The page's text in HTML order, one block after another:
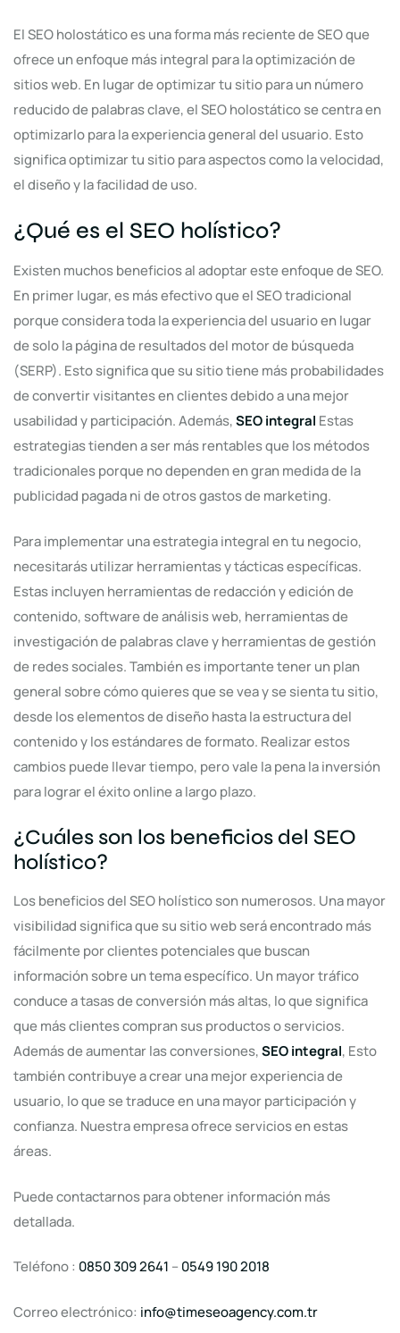
El SEO holostático es una forma más reciente de SEO que
ofrece un enfoque más integral para la optimización de
sitios web. En lugar de optimizar tu sitio para un número
reducido de palabras clave, el SEO holostático se centra en
optimizarlo para la experiencia general del usuario. Esto
significa optimizar tu sitio para aspectos como la velocidad,
el diseño y la facilidad de uso.
¿Qué es el SEO holístico?
Existen muchos beneficios al adoptar este enfoque de SEO.
En primer lugar, es más efectivo que el SEO tradicional
porque considera toda la experiencia del usuario en lugar
de solo la página de resultados del motor de búsqueda
(SERP). Esto significa que su sitio tiene más probabilidades
de convertir visitantes en clientes debido a una mejor
usabilidad y participación. Además,SEO integral Estas
estrategias tienden a ser más rentables que los métodos
tradicionales porque no dependen en gran medida de la
publicidad pagada ni de otros gastos de marketing.
Para implementar una estrategia integral en tu negocio,
necesitarás utilizar herramientas y tácticas específicas.
Estas incluyen herramientas de redacción y edición de
contenido, software de análisis web, herramientas de
investigación de palabras clave y herramientas de gestión
de redes sociales. También es importante tener un plan
general sobre cómo quieres que se vea y se sienta tu sitio,
desde los elementos de diseño hasta la estructura del
contenido y los estándares de formato. Realizar estos
cambios puede llevar tiempo, pero vale la pena la inversión
para lograr el éxito online a largo plazo.
¿Cuáles son los beneficios del SEO
holístico?
Los beneficios del SEO holístico son numerosos. Una mayor
visibilidad significa que su sitio web será encontrado más
fácilmente por clientes potenciales que buscan
información sobre un tema específico. Un mayor tráfico
conduce a tasas de conversión más altas, lo que significa
que más clientes compran sus productos o servicios.
Además de aumentar las conversiones,SEO integral, Esto
también contribuye a crear una mejor experiencia de
usuario, lo que se traduce en una mayor participación y
confianza. Nuestra empresa ofrece servicios en estas
áreas.
Puede contactarnos para obtener información más
detallada.
Teléfono : 0850 309 2641 – 0549 190 2018
Correo electrónico: info@timeseoagency.com.tr